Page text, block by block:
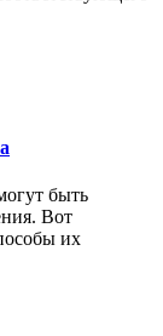
быть
Вот
их